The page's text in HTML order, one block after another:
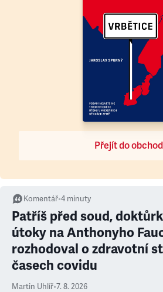
Přejít do
Komentář•4 minuty
Patříš před soud,
útoky na Anthonyho
rozhodoval o zdravotní
časech covidu
Martin Uhlíř•7. 8. 2026